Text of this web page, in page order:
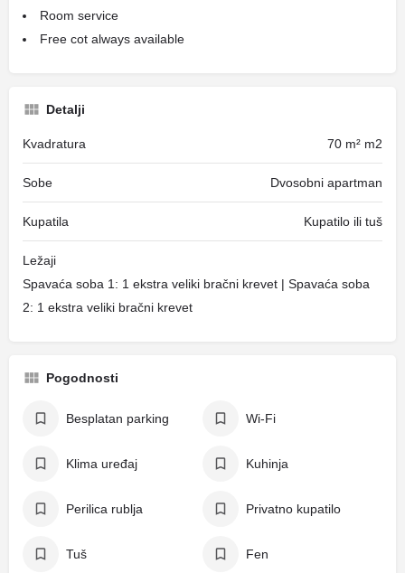
Room service
Free cot always available
Detalji
Kvadratura 70 m² m2
Sobe Dvosobni apartman
Kupatila Kupatilo ili tuš
Ležaji
Spavaća soba 1: 1 ekstra veliki bračni krevet | Spavaća soba
2: 1 ekstra veliki bračni krevet
Pogodnosti
Besplatan parking Wi-Fi
Klima uređaj Kuhinja
Perilica rublja Privatno kupatilo
Tuš Fen